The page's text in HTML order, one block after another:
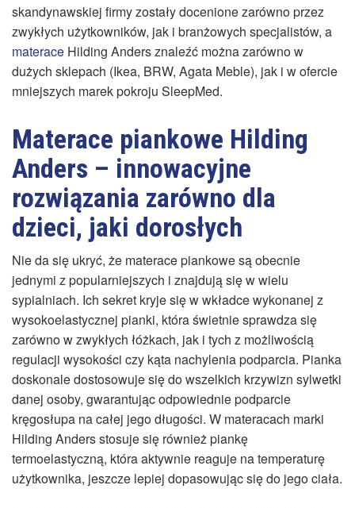
skandynawskiej firmy zostały docenione zarówno przez
zwykłych użytkowników, jak i branżowych specjalistów, a
materace Hilding Anders znaleźć można zarówno w
dużych sklepach (Ikea, BRW, Agata Meble), jak i w ofercie
mniejszych marek pokroju SleepMed.
Materace piankowe Hilding
Anders – innowacyjne
rozwiązania zarówno dla
dzieci, jaki dorosłych
Nie da się ukryć, że materace piankowe są obecnie
jednymi z popularniejszych i znajdują się w wielu
sypialniach. Ich sekret kryje się w wkładce wykonanej z
wysokoelastycznej pianki, która świetnie sprawdza się
zarówno w zwykłych łóżkach, jak i tych z możliwością
regulacji wysokości czy kąta nachylenia podparcia. Pianka
doskonale dostosowuje się do wszelkich krzywizn sylwetki
danej osoby, gwarantując odpowiednie podparcie
kręgosłupa na całej jego długości. W materacach marki
Hilding Anders stosuje się również piankę
termoelastyczną, która aktywnie reaguje na temperaturę
użytkownika, jeszcze lepiej dopasowując się do jego ciała.